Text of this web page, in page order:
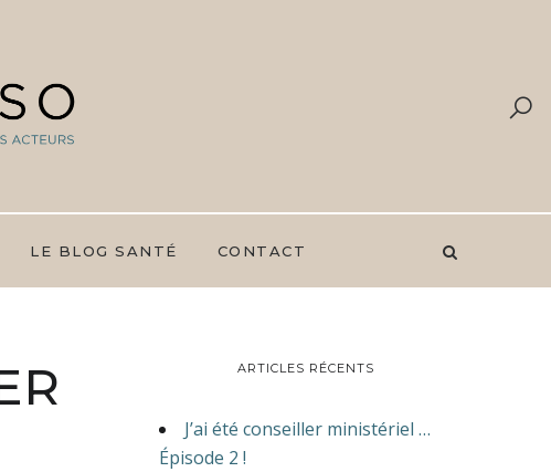
LE BLOG SANTÉ CONTACT
ARTICLES RÉCENTS
J’ai été conseiller ministériel …
Épisode 2 !